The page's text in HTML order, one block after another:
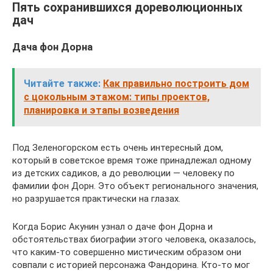
Пять сохранившихся дореволюционных
дач
Дача фон Дорна
Читайте также: Как правильно построить дом
с цокольным этажом: типы проектов,
планировка и этапы возведения
Под Зеленогорском есть очень интересный дом,
который в советское время тоже принадлежал одному
из детских садиков, а до революции — человеку по
фамилии фон Дорн. Это объект регионального значения,
но разрушается практически на глазах.
Когда Борис Акунин узнал о даче фон Дорна и
обстоятельствах биографии этого человека, оказалось,
что каким-то совершенно мистическим образом они
совпали с историей персонажа Фандорина. Кто-то мог